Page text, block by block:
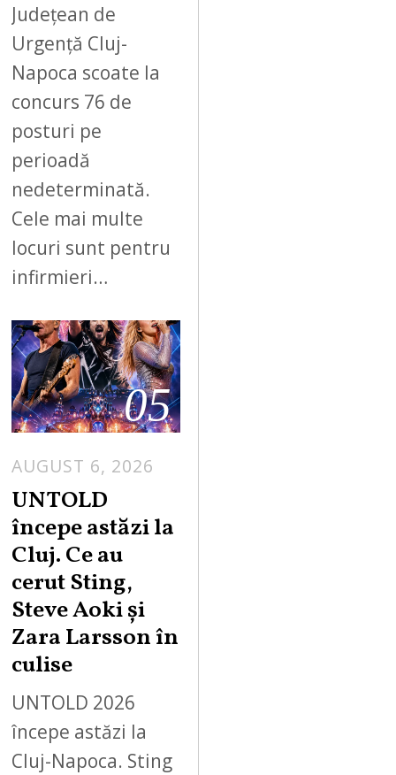
Județean de
Urgență Cluj-
Napoca scoate la
concurs 76 de
posturi pe
perioadă
nedeterminată.
Cele mai multe
locuri sunt pentru
infirmieri…
05
AUGUST 6, 2026
UNTOLD
începe astăzi la
Cluj. Ce au
cerut Sting,
Steve Aoki și
Zara Larsson în
culise
UNTOLD 2026
începe astăzi la
Cluj-Napoca. Sting